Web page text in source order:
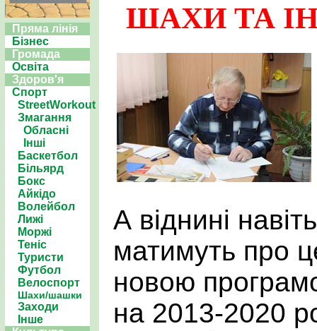
Пряма лінія
Бізнес
Громада
Освіта
Здоров'я
Спорт
StreetWorkout
Змагання
Обласні
Інші
Баскетбол
Більярд
Бокс
Айкідо
Волейбол
Лижі
Моржі
Теніс
Туристи
Футбол
Велоспорт
Шахи/шашки
Заходи
Інше
ШАХИ ТА
А віднині
матимуть про
новою
на 2013-2020